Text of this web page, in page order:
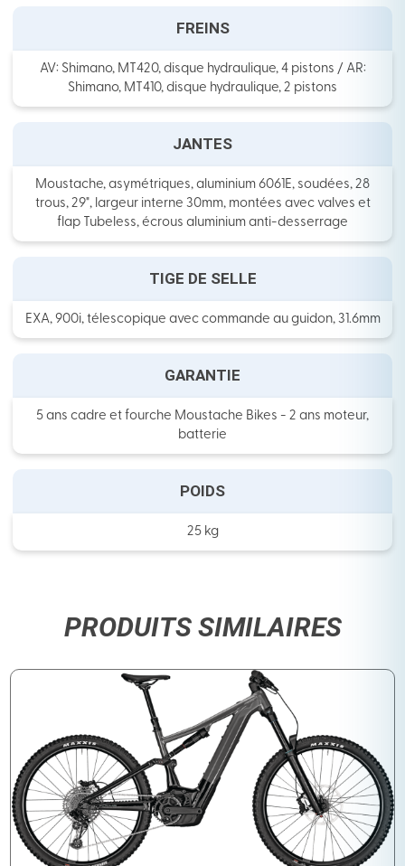
FREINS
AV: Shimano, MT420, disque hydraulique, 4 pistons / AR:
Shimano, MT410, disque hydraulique, 2 pistons
JANTES
Moustache, asymétriques, aluminium 6061E, soudées, 28
trous, 29", largeur interne 30mm, montées avec valves et
flap Tubeless, écrous aluminium anti-desserrage
TIGE DE SELLE
EXA, 900i, télescopique avec commande au guidon, 31.6mm
GARANTIE
5 ans cadre et fourche Moustache Bikes - 2 ans moteur,
batterie
POIDS
25 kg
PRODUITS SIMILAIRES